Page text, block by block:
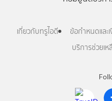
เกี่ยวกับทรูไอดี ข้อกำหนดและ
บริการช่วยเห